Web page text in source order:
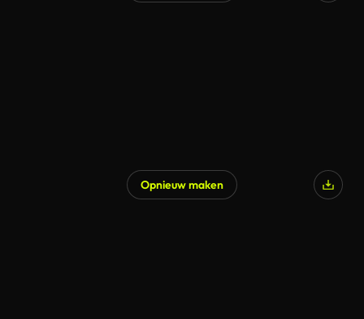
Opnieuw maken